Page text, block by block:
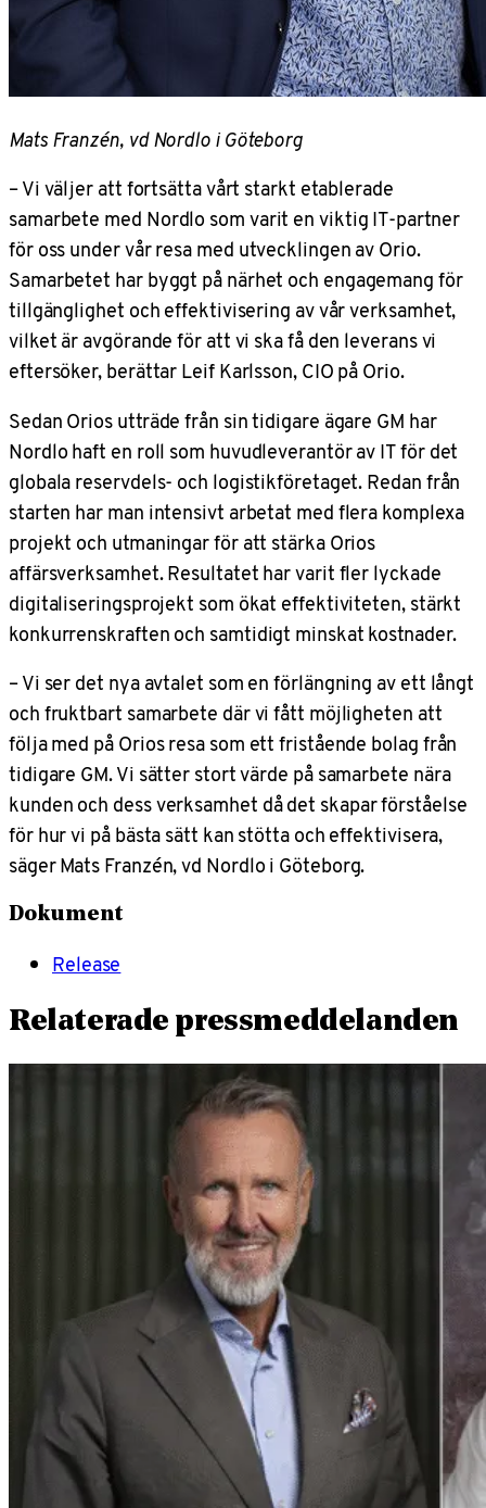
Mats Franzén, vd Nordlo i Göteborg
–Vi väljer att fortsätta vårt starkt etablerade
samarbete med Nordlo som varit en viktig IT-partner
för oss under vår resa med utvecklingen av Orio.
Samarbetet har byggt på närhet och engagemang för
tillgänglighet och effektivisering av vår verksamhet,
vilket är avgörande för att vi ska få den leverans vi
eftersöker, berättar Leif Karlsson, CIO på Orio.
Sedan Orios utträde från sin tidigare ägare GM har
Nordlo haft en roll som huvudleverantör av IT för det
globala reservdels- och logistikföretaget. Redan från
starten har man intensivt arbetat med flera komplexa
projekt och utmaningar för att stärka Orios
affärsverksamhet. Resultatet har varit fler lyckade
digitaliseringsprojekt som ökat effektiviteten, stärkt
konkurrenskraften och samtidigt minskat kostnader.
–Vi ser det nya avtalet som en förlängning av ett långt
och fruktbart samarbete där vi fått möjligheten att
följa med på Orios resa som ett fristående bolag från
tidigare GM. Vi sätter stort värde på samarbete nära
kunden och dess verksamhet då det skapar förståelse
för hur vi på bästa sätt kan stötta och effektivisera,
säger Mats Franzén, vd Nordlo i Göteborg.
Dokument
Release
Relaterade pressmeddelanden